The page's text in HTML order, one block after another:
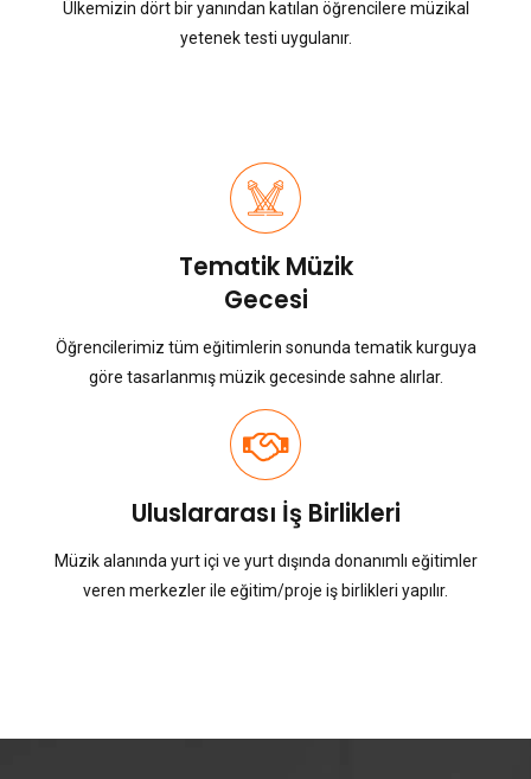
Ülkemizin dört bir yanından katılan öğrencilere müzikal
yetenek testi uygulanır.
Tematik Müzik
Gecesi
Öğrencilerimiz tüm eğitimlerin sonunda tematik kurguya
göre tasarlanmış müzik gecesinde sahne alırlar.
Uluslararası İş Birlikleri
Müzik alanında yurt içi ve yurt dışında donanımlı eğitimler
veren merkezler ile eğitim/proje iş birlikleri yapılır.